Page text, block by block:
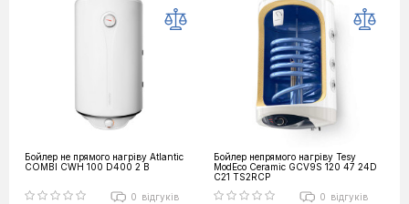
Бойлер не прямого нагріву Atlantic
COMBI CWH 100 D400 2 B
0 відгуків
Бойлер непрямого нагріву Tesy
ModEco Ceramic GCV9S 120 47 24D
C21 TS2RCP
0 відгуків